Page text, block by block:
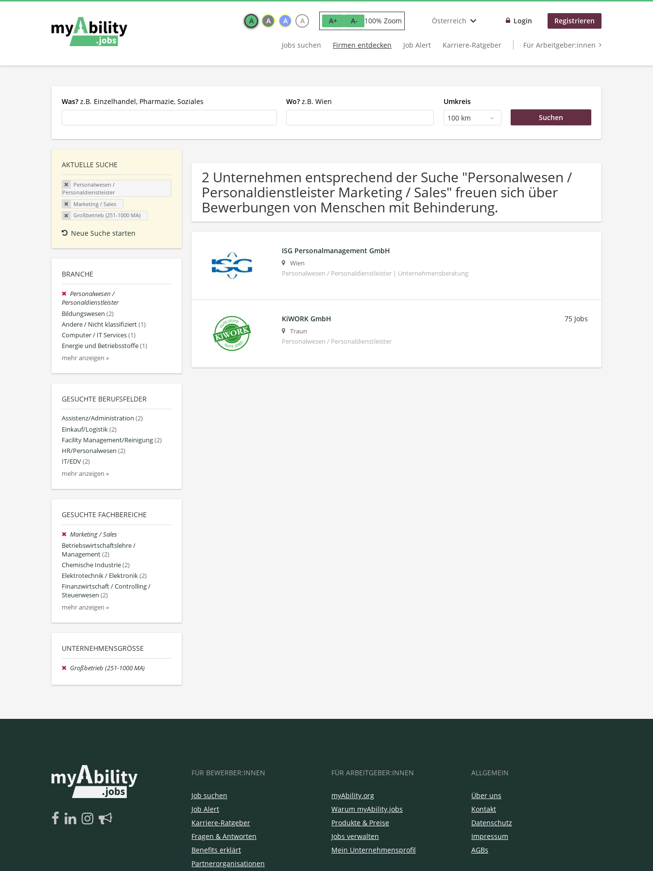
A A A A A+ A- 100% Zoom Österreich Login Registrieren
Jobs suchen Firmen entdecken Job Alert Karriere-Ratgeber Für Arbeitgeber:innen
Was? z.B. Einzelhandel, Pharmazie, Soziales Wo? z.B. Wien
Umkreis
100 km
AKTUELLE SUCHE
Personalwesen /
Personaldienstleister
Marketing / Sales
Großbetrieb (251-1000 MA)
Neue Suche starten
BRANCHE
Personalwesen /
Personaldienstleister
Bildungswesen (2)
Andere / Nicht klassifiziert(1)
Computer / IT Services(1)
Energie und Betriebsstoffe(1)
mehr anzeigen »
GESUCHTE BERUFSFELDER
Assistenz/Administration (2)
Einkauf/Logistik(2)
Facility Management/Reinigung(2)
HR/Personalwesen (2)
IT/EDV(2)
mehr anzeigen »
GESUCHTE FACHBEREICHE
Marketing / Sales
Betriebswirtschaftslehre /
Management(2)
Chemische Industrie(2)
Elektrotechnik / Elektronik(2)
Finanzwirtschaft / Controlling /
Steuerwesen (2)
mehr anzeigen »
UNTERNEHMENSGRÖSSE
Großbetrieb (251-1000 MA)
2 Unternehmen entsprechend der Suche "Personalwesen /
Personaldienstleister Marketing / Sales" freuen sich über
Bewerbungen von Menschen mit Behinderung.
ISG Personalmanagement GmbH
Wien
Personalwesen / Personaldienstleister | Unternehmensberatung
KiWORK GmbH
Traun
Personalwesen / Personaldienstleister
75 Jobs
FÜR BEWERBER:INNEN
Job suchen
Job Alert
Karriere-Ratgeber
Fragen & Antworten
Benefits erklärt
Partnerorganisationen
FÜR ARBEITGEBER:INNEN
myAbility.org
Warum myAbility.jobs
Produkte & Preise
Jobs verwalten
Mein Unternehmensprofil
ALLGEMEIN
Über uns
Kontakt
Datenschutz
Impressum
AGBs